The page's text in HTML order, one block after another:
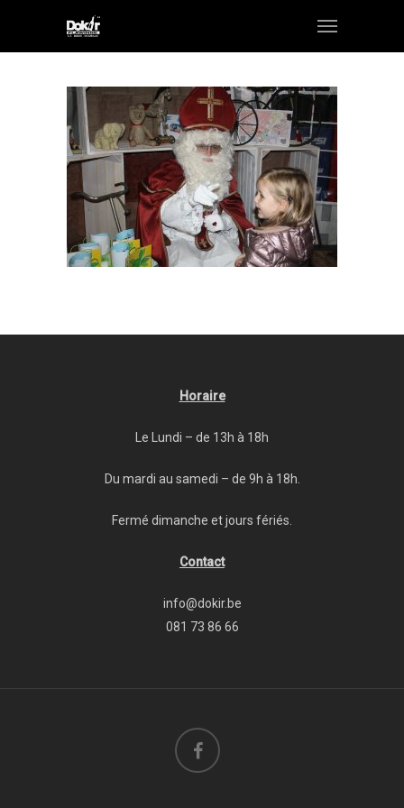
Horaire
Le Lundi – de 13h à 18h
Du mardi au samedi – de 9h à 18h.
Fermé dimanche et jours fériés.
Contact
info@dokir.be
081 73 86 66